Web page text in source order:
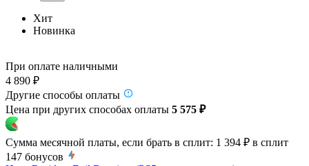
Хит
Новинка
При оплате наличными
4 890 ₽
Другие способы оплаты
Цена при других способах оплаты 5 575 ₽
Сумма месячной платы, если брать в сплит: 1 394 ₽ в сплит
147 бонусов